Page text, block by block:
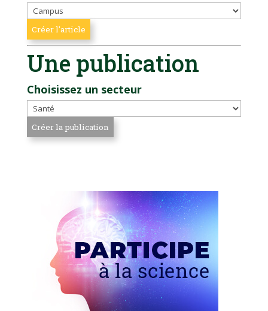
Une publication
Choisissez un secteur